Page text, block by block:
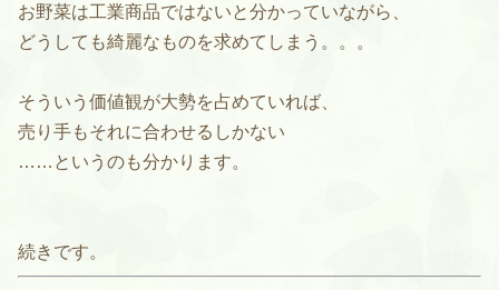
お野菜は工業商品ではないと分かっていながら、
どうしても綺麗なものを求めてしまう。。。
そういう価値観が大勢を占めていれば、
売り手もそれに合わせるしかない
……というのも分かります。
続きです。